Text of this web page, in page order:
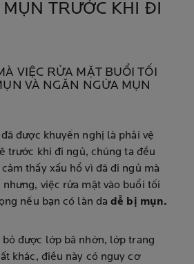
TRƯỚC KHI ĐI
VIỆC RỬA MẶT BUỔI TỐI
VÀ NGĂN NGỪA MỤN
được khuyến nghị là phải vệ
trước khi đi ngủ, chúng ta đều
thấy xấu hổ vì đã đi ngủ mà
việc rửa mặt vào buổi tối
nếu bạn có làn dadễ bị mụn.
bỏ được lớp bã nhờn, lớp trang
khác, điều này có nguy cơ